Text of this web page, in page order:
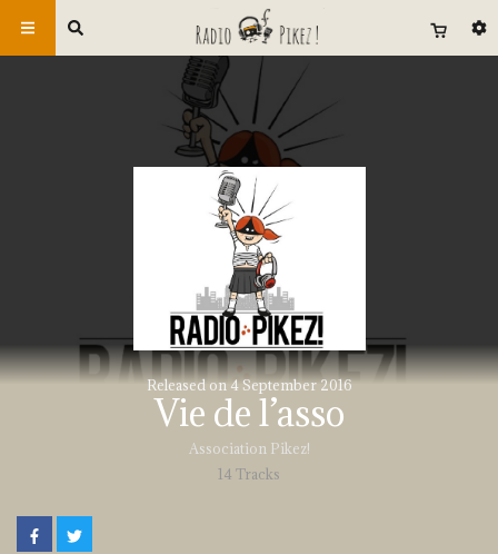
Released on 4 September 2016
Vie de l’asso
Association Pikez!
14 Tracks